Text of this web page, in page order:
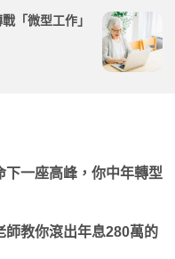
「微型工作」
下一座高峰，你中年轉型
師教你滾出年息280萬的